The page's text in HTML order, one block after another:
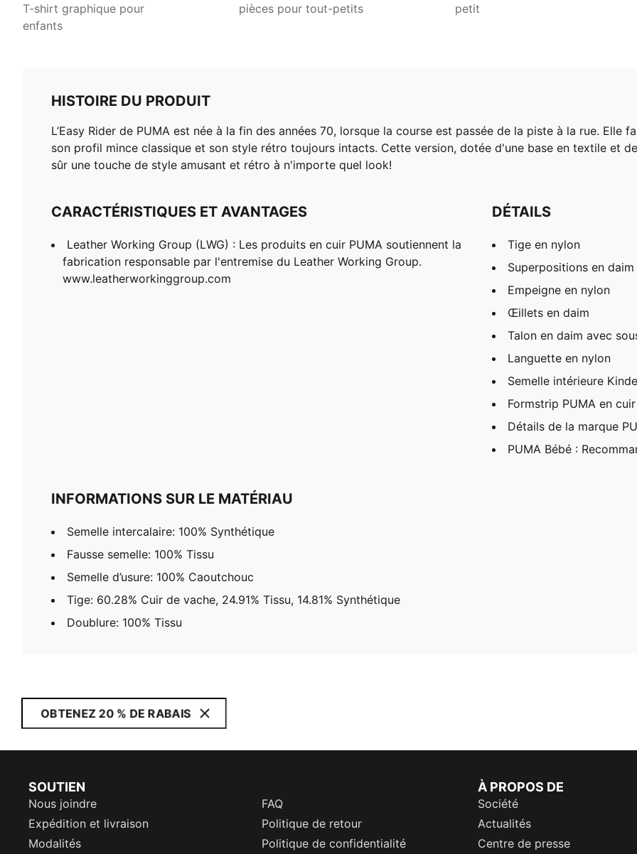
T-shirt graphique pour
enfants
pièces pour tout-petits
petit
HISTOIRE DU PRODUIT
L’Easy Rider de PUMA est née à la fin des années 70, lorsque la course est passée de la piste à la rue.
son profil mince classique et son style rétro toujours intacts. Cette version, dotée d'une base en textile et
sûr une touche de style amusant et rétro à n'importe quel look!
CARACTÉRISTIQUES ET AVANTAGES
Leather Working Group (LWG) : Les produits en cuir PUMA soutiennent la
fabrication responsable par l'entremise du Leather Working Group.
www.leatherworkinggroup.com
DÉTAILS
Tige en nylon
Superpositions en
Empeigne en nylon
Œillets en daim
Talon en daim avec
Languette en nylon
Semelle intérieure
Formstrip PUMA en
Détails de la marque
PUMA Bébé :
INFORMATIONS SUR LE MATÉRIAU
Semelle intercalaire: 100% Synthétique
Fausse semelle: 100% Tissu
Semelle d’usure: 100% Caoutchouc
Tige: 60.28% Cuir de vache, 24.91% Tissu, 14.81% Synthétique
Doublure: 100% Tissu
OBTENEZ 20 % DE RABAIS
SOUTIEN
Nous joindre
FAQ
Expédition et livraison
Politique de retour
Modalités
Politique de confidentialité
À PROPOS DE
Société
Actualités
Centre de presse